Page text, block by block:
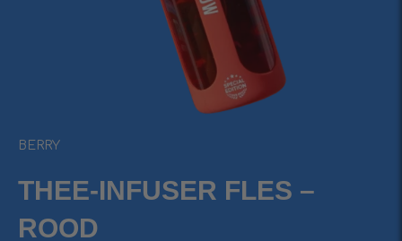
BERRY
THEE-INFUSER FLES –
ROOD